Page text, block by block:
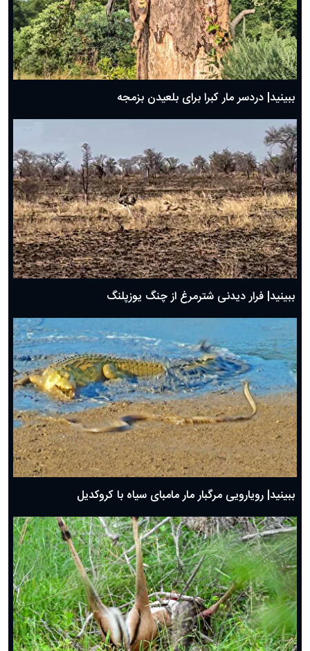
ببینید| دردسر مار کبرا برای بلعیدن بزمجه
ببینید| فرار دیدنی شترمرغ از چنگ یوزپلنگ
ببینید| رویارویی مرگبار مار مامبای سیاه با کروکدیل